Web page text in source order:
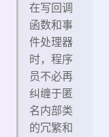
在写回调
函数和事
件处理器
时，程序
员不必再
纠缠于匿
名内部类
的冗繁和